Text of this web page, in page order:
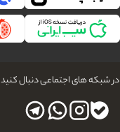
در شبکه های اجتماعی دنبال کنید